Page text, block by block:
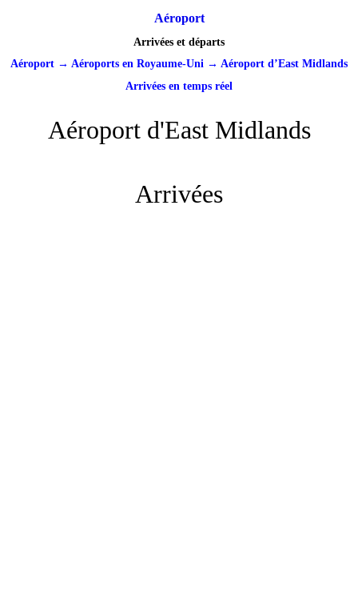
Aéroport
Arrivées et départs
Aéroport → Aéroports en Royaume-Uni → Aéroport d’East Midlands
Arrivées en temps réel
Aéroport d'East Midlands
Arrivées